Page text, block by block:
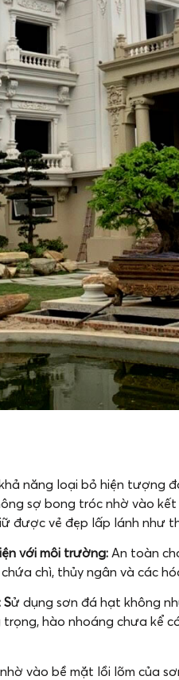
năng loại bỏ hiện tượng
sợ bong tróc nhờ vào
được vẻ đẹp lấp lánh như
với môi trường: An toàn
chì, thủy ngân và các
ử dụng sơn đá hạt không
hào nhoáng chưa kể
nhờ vào bề mặt lồi lõm của